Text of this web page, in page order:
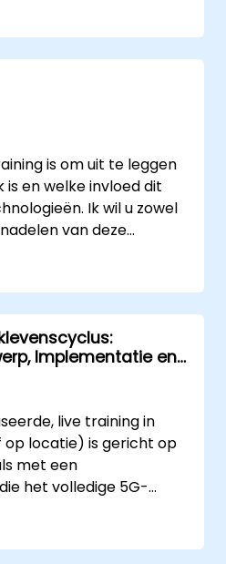
5G-implementatie in
evalueren.
en beperkingen van
te
is om uit te leggen
en welke invloed dit
Ik wil u zowel
van deze
van het
begin al gericht is op
Implementatie en
live training in
op locatie) is gericht op
met een
het volledige 5G-
tot implementatie,